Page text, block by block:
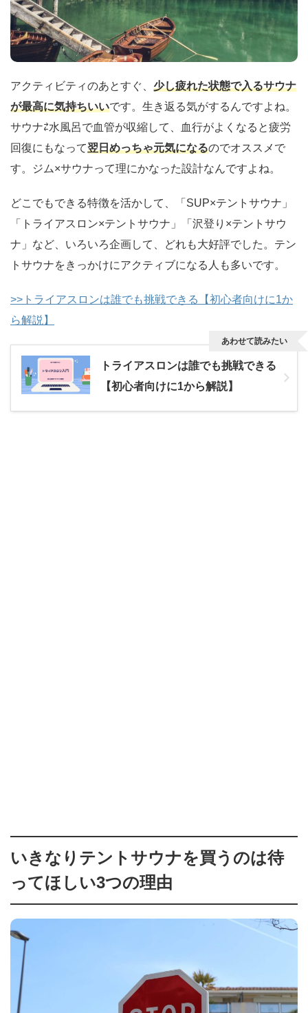
アクティビティのあとすぐ、 少し疲れた状態で入るサウナ
が最高に気持ちいいです。生き返る気がするんですよね。
サウナ⇄水風呂で血管が収縮して、血行がよくなると疲労
回復にもなって翌日めっちゃ元気になるのでオススメで
す。ジム×サウナって理にかなった設計なんですよね。
どこでもできる特徴を活かして、「SUP×テントサウナ」
「トライアスロン×テントサウナ」「沢登り×テントサウ
ナ」など、いろいろ企画して、どれも大好評でした。テン
トサウナをきっかけにアクティブになる人も多いです。
>>トライアスロンは誰でも挑戦できる【初心者向けに1か
ら解説】
トライアスロンは誰でも挑戦できる
【初心者向けに1から解説】
あわせて読みたい
いきなりテントサウナを買うのは待
ってほしい3つの理由